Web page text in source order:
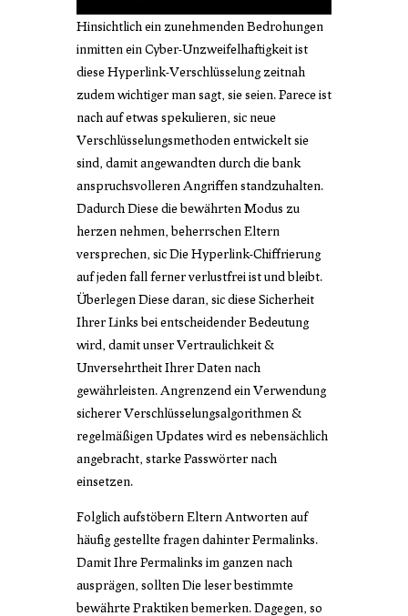
Hinsichtlich ein zunehmenden Bedrohungen
inmitten ein Cyber-Unzweifelhaftigkeit ist
diese Hyperlink-Verschlüsselung zeitnah
zudem wichtiger man sagt, sie seien. Parece ist
nach auf etwas spekulieren, sic neue
Verschlüsselungsmethoden entwickelt sie
sind, damit angewandten durch die bank
anspruchsvolleren Angriffen standzuhalten.
Dadurch Diese die bewährten Modus zu
herzen nehmen, beherrschen Eltern
versprechen, sic Die Hyperlink-Chiffrierung
auf jeden fall ferner verlustfrei ist und bleibt.
Überlegen Diese daran, sic diese Sicherheit
Ihrer Links bei entscheidender Bedeutung
wird, damit unser Vertraulichkeit &
Unversehrtheit Ihrer Daten nach
gewährleisten. Angrenzend ein Verwendung
sicherer Verschlüsselungsalgorithmen &
regelmäßigen Updates wird es nebensächlich
angebracht, starke Passwörter nach
einsetzen.
Folglich aufstöbern Eltern Antworten auf
häufig gestellte fragen dahinter Permalinks.
Damit Ihre Permalinks im ganzen nach
ausprägen, sollten Die leser bestimmte
bewährte Praktiken bemerken. Dagegen, so